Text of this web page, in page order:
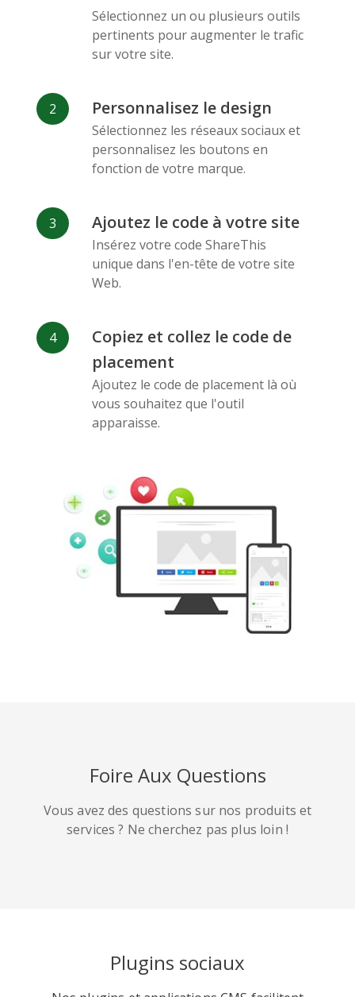
Vk Blogger Snapchat
Xing Mail Ru Livejournal
Pinterest Tampon Douban
Evernote
Signets
Google
Gmail
Sélectionnez un ou plusieurs outils
pertinents pour augmenter le trafic
sur votre site.
Personnalisez le design
Sélectionnez les réseaux sociaux et
personnalisez les boutons en
fonction de votre marque.
Ajoutez le code à votre site
Insérez votre code ShareThis
unique dans l'en-tête de votre site
Web.
Copiez et collez le code de
placement
Ajoutez le code de placement là où
vous souhaitez que l'outil
apparaisse.
Foire Aux Questions
Vous avez des questions sur nos produits et
services ? Ne cherchez pas plus loin !
Plugins sociaux